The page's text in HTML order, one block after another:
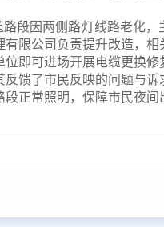
段因两侧路灯线路老化，
限公司负责提升改造，相
即可进场开展电缆更换
馈了市民反映的问题与诉
正常照明，保障市民夜间